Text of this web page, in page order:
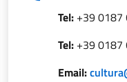
Tel: +39 0187
Tel: +39 0187
Email: